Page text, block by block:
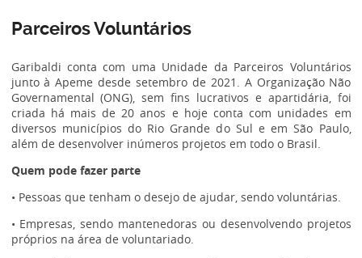
Parceiros Voluntários
Garibaldi conta com uma Unidade da Parceiros Voluntários
junto à Apeme desde setembro de 2021. A Organização Não
Governamental (ONG), sem fins lucrativos e apartidária, foi
criada há mais de 20 anos e hoje conta com unidades em
diversos municípios do Rio Grande do Sul e em São Paulo,
além de desenvolver inúmeros projetos em todo o Brasil.
Quem pode fazer parte
• Pessoas que tenham o desejo de ajudar, sendo voluntárias.
• Empresas, sendo mantenedoras ou desenvolvendo projetos
próprios na área de voluntariado.